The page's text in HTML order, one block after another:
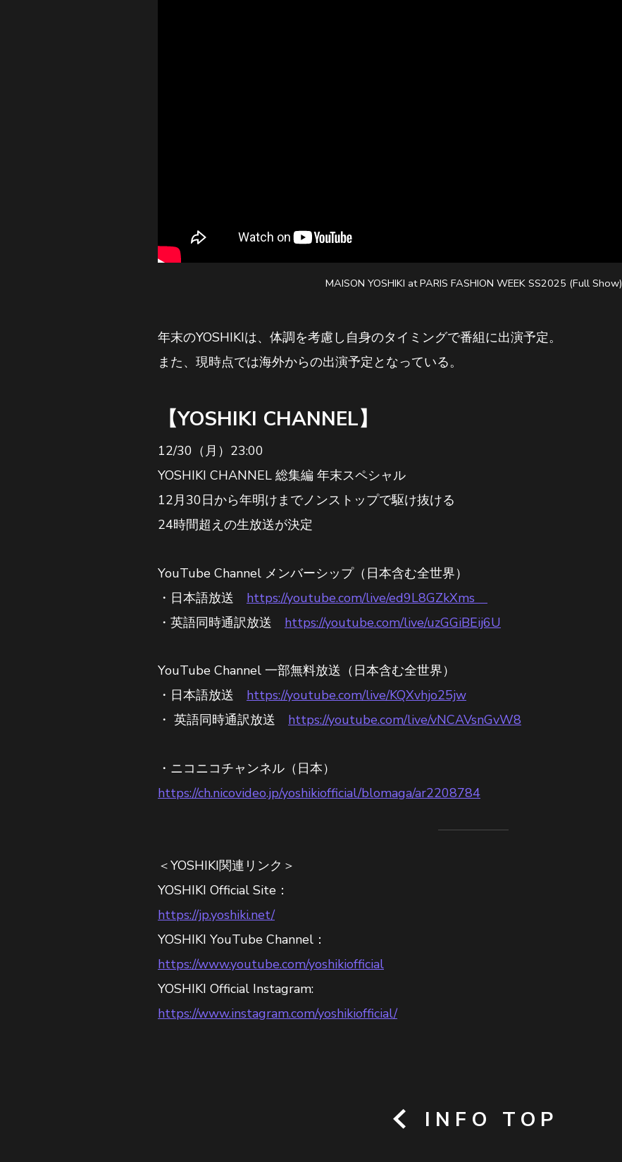
MAISON YOSHIKI at PARIS FASHION WEEK SS2025 (Full Show)
年末のYOSHIKIは、体調を考慮し自身のタイミングで番組に出演予定。
また、現時点では海外からの出演予定となっている。
【YOSHIKI CHANNEL】
12/30（月）23:00
YOSHIKI CHANNEL 総集編 年末スペシャル
12月30日から年明けまでノンストップで駆け抜ける
24時間超えの生放送が決定
YouTube Channel メンバーシップ（日本含む全世界）
・日本語放送 https://youtube.com/live/ed9L8GZkXms
・英語同時通訳放送 https://youtube.com/live/uzGGiBEij6U
YouTube Channel 一部無料放送（日本含む全世界）
・日本語放送 https://youtube.com/live/KQXvhjo25jw
・ 英語同時通訳放送 https://youtube.com/live/vNCAVsnGvW8
・ニコニコチャンネル（日本）
https://ch.nicovideo.jp/yoshikiofficial/blomaga/ar2208784
＜YOSHIKI関連リンク＞
YOSHIKI Official Site：
https://jp.yoshiki.net/
YOSHIKI YouTube Channel：
https://www.youtube.com/yoshikiofficial
YOSHIKI Official Instagram:
https://www.instagram.com/yoshikiofficial/
INFO TOP